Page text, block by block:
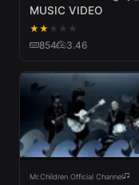
MUSIC VIDEO
★★ ★ ★ ★
854 3.46
Mr.Children Official Channel